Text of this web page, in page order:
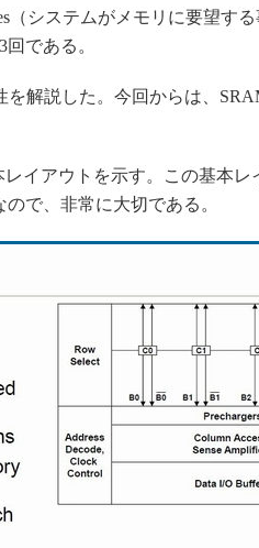
ジニア”が仕掛けた社内
180日
信
れないエンジニア」の
論
（システムがメモリに要望す
である。
を解説した。今回からは、
イアウトを示す。この基本レ
で、非常に大切である。